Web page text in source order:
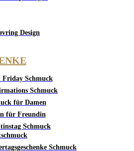
Design
Friday Schmuck
Schmuck
für Damen
für Freundin
Schmuck
Schmuck